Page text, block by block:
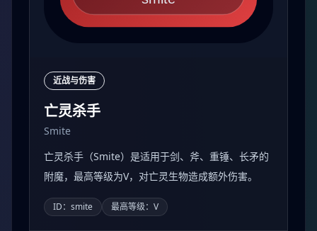
近战与伤害
亡灵杀手
Smite
亡灵杀手（Smite）是适用于剑、斧、重锤、长矛的
附魔，最高等级为V，对亡灵生物造成额外伤害。
ID：smite 最高等级：V